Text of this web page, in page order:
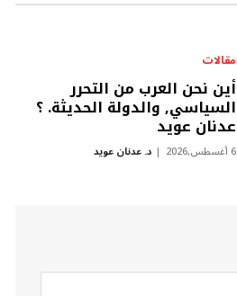
مقالات
أين نحن العرب من التحرر
السياسي, والدولة الحديثة. ؟
عدنان عويد
6 أغسطس,2026 د. عدنان عويد